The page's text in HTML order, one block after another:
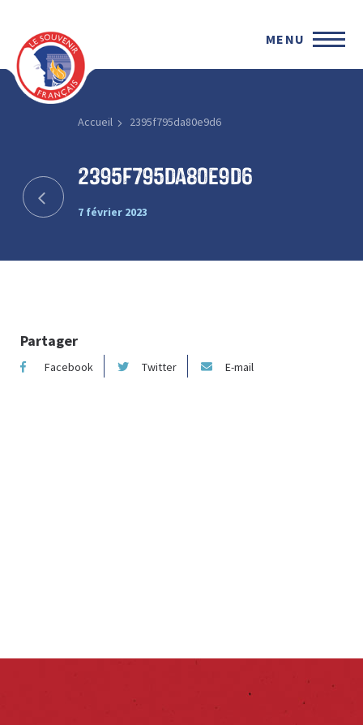
MENU
Accueil 2395f795da80e9d6
2395f795da80e9d6
7 février 2023
Partager
Facebook Twitter E-mail